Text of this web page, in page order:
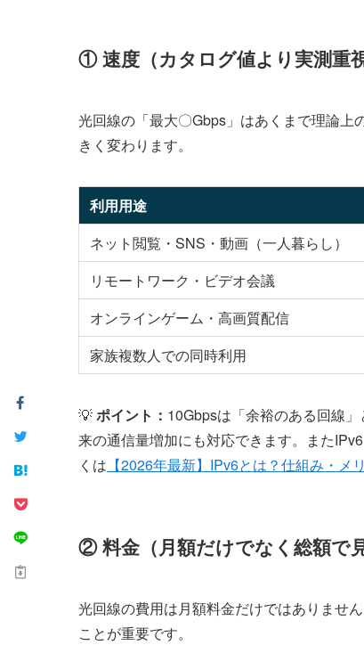
① 速度（カタログ値より実測重視
光回線の「最大〇Gbps」はあくまで理論
きく変わります。
利用用途
ネット閲覧・SNS・動画（一人暮らし）
リモートワーク・ビデオ会議
オンラインゲーム・高画質配信
家族複数人での同時利用
💡ポイント： 10Gbpsは「余裕のある回線
来の通信量増加にも対応できます。また
くは 【2026年最新】IPv6とは？仕組み・
② 料金（月額だけでなく総額で
光回線の費用は月額料金だけではありませ
ことが重要です。